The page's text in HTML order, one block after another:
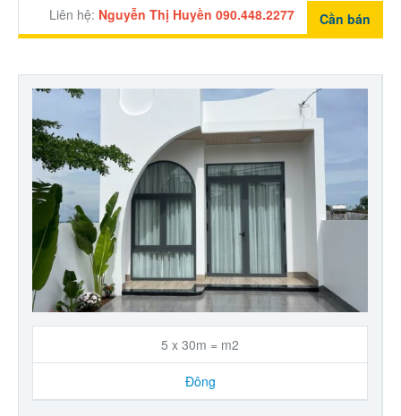
Liên hệ: Nguyễn Thị Huyền 090.448.2277 Cần bán
5 x 30m = m2
Đông